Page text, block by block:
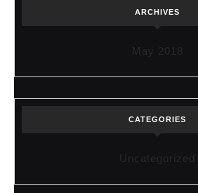
ARCHIVES
May 2018
CATEGORIES
Uncategorized